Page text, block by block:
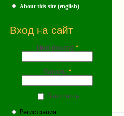
About this site (english)
Вход на сайт
Имя (почта) *
Пароль *
Запомнить
Регистрация